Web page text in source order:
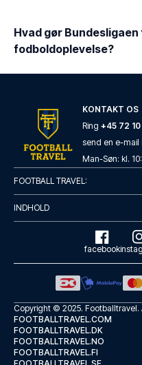
Hvad gør Bundesligaen
fodboldoplevelse?
KONTAKT OS
Ring +45 72
send en e-mail
Man-Søn: kl.
FOOTBALL TRAVEL:
INDHOLD
facebook
Copyright © 2025. Footballtravel.
FOOTBALLTRAVEL.COM
FOOTBALLTRAVEL.DK
FOOTBALLTRAVEL.NO
FOOTBALLTRAVEL.FI